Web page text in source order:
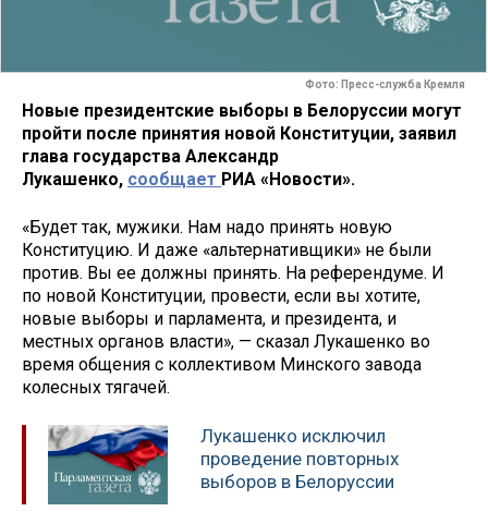
Фото: Пресс-служба Кремля
Новые президентские выборы в Белоруссии могут
пройти после принятия новой Конституции, заявил
глава государства Александр
Лукашенко, сообщает РИА «Новости».
«Будет так, мужики. Нам надо принять новую
Конституцию. И даже «альтернативщики» не были
против. Вы ее должны принять. На референдуме. И
по новой Конституции, провести, если вы хотите,
новые выборы и парламента, и президента, и
местных органов власти», — сказал Лукашенко во
время общения с коллективом Минского завода
колесных тягачей.
Лукашенко исключил
проведение повторных
выборов в Белоруссии